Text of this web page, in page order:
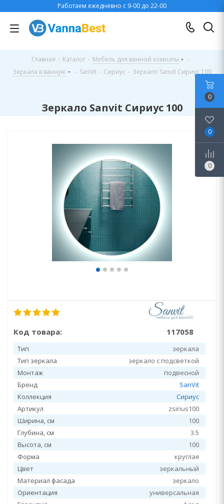
Работаем ежедневно с 9-00 до 22-00
Главная - Каталог - Мебель для ванной комнаты
-
Зеркала в ванную
- SanVit - Сириус - Зеркало Sanvit Сириус 100
Зеркало Sanvit Сириус 100
Код товара: 117058
Тип
зеркала
Тип зеркала
зеркало с подсветкой
Монтаж
подвесной
Бренд
SanVit
Коллекция
Сириус
Артикул
zsirius100
Ширина, см
100
Глубина, см
3.5
Высота, см
100
Форма
круглая
Цвет
зеркальный
Материал фасада
зеркало
Ориентация
универсальная
0
0
0